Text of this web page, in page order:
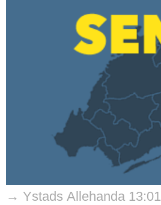
→ Ystads Allehanda 13:01